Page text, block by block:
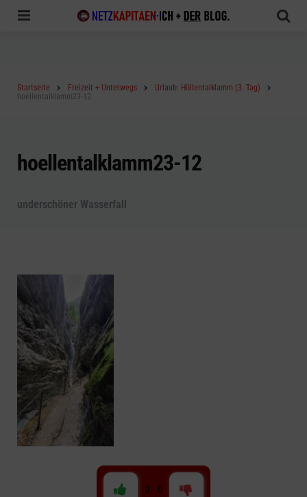
Startseite Freizeit + Unterwegs
Urlaub: Höllentalklamm (3. Tag)
hoellentalklamm23-12
hoellentalklamm23-12
underschöner Wasserfall
0 - 0